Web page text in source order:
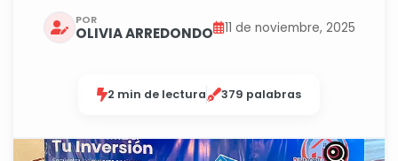
POR
OLIVIA ARREDONDO 11 de noviembre, 2025
2 min de lectura 379 palabras